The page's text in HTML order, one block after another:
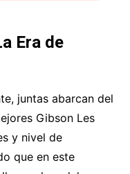
Era de
juntas abarcan del
Gibson Les
y nivel de
que en este